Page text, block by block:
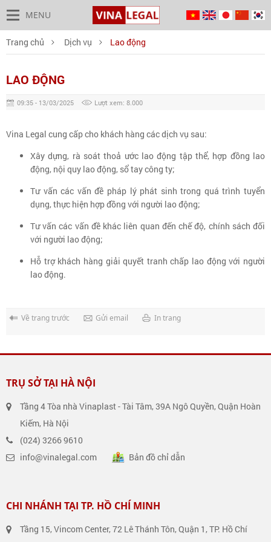
MENU
Trang chủ Dịch vụ Lao động
LAO ĐỘNG
09:35 - 13/03/2025 Lượt xem: 8.000
Vina Legal cung cấp cho khách hàng các dịch vụ sau:
Xây dựng, rà soát thoả ước lao động tập thể, hợp đồng lao
động, nội quy lao động, sổ tay công ty;
Tư vấn các vấn đề pháp lý phát sinh trong quá trình tuyển
dụng, thực hiện hợp đồng với người lao động;
Tư vấn các vấn đề khác liên quan đến chế độ, chính sách đối
với người lao động;
Hỗ trợ khách hàng giải quyết tranh chấp lao động với người
lao động.
Về trang trước Gửi email In trang
TRỤ SỞ TẠI HÀ NỘI
Tầng 4 Tòa nhà Vinaplast - Tài Tâm, 39A Ngô Quyền, Quận Hoàn
Kiếm, Hà Nội
(024) 3266 9610
info@vinalegal.com
Bản đồ chỉ dẫn
CHI NHÁNH TẠI TP. HỒ CHÍ MINH
Tầng 15, Vincom Center, 72 Lê Thánh Tôn, Quận 1, TP. Hồ Chí